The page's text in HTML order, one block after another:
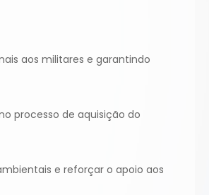
aos militares e garantindo
processo de aquisição do
e reforçar o apoio aos